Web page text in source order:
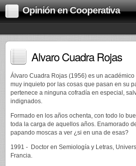
Opinión en Cooperativa
Alvaro Cuadra Rojas
Álvaro Cuadra Rojas (1956) es un
muy inquieto por las cosas que pasan en su
pertenece a ninguna cofradía en especial,
indignados.
Formado en los años ochenta, con todo lo
toda la carga de aquellos años. Enamorado
papando moscas a ver ¿si en una de esas?
1991 - Doctor en Semiología y Letras,
Francia.